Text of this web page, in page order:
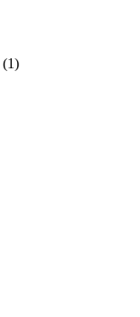
(1)